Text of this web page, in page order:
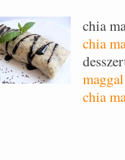
chia
chia
maggal
chia